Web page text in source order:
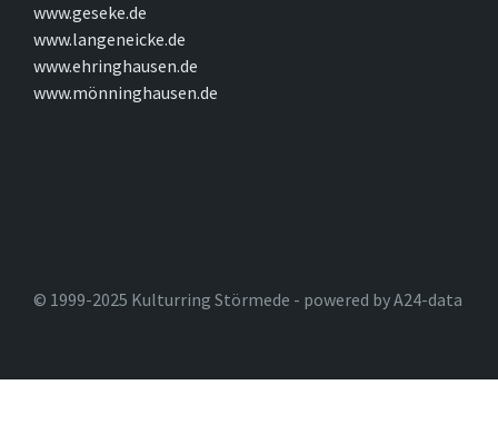
www.geseke.de
www.langeneicke.de
www.ehringhausen.de
www.mönninghausen.de
© 1999-2025 Kulturring Störmede - powered by A24-data